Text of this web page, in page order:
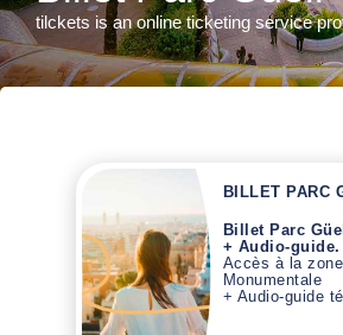
tilckets is an online ticketing service
BILLET PARC
Billet Parc
+ Audio-guide.
Accès à la zone
Monumentale
+ Audio-guide